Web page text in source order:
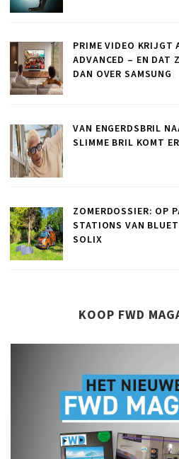
PRIME VIDEO KRIJGT
ADVANCED – EN DAT
DAN OVER SAMSUNG
VAN ENGERDSBRIL
SLIMME BRIL KOMT
ZOMERDOSSIER: OP
STATIONS VAN
SOLIX
KOOP FWD